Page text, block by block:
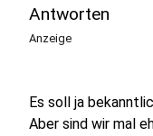
Antworten
Anzeige
Es soll ja
Aber sind wir mal